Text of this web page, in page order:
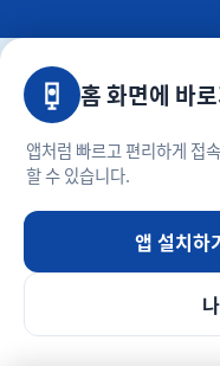
홈 화면에 바
앱처럼 빠르고 편리하게 접
할 수 있습니다.
앱 설치하